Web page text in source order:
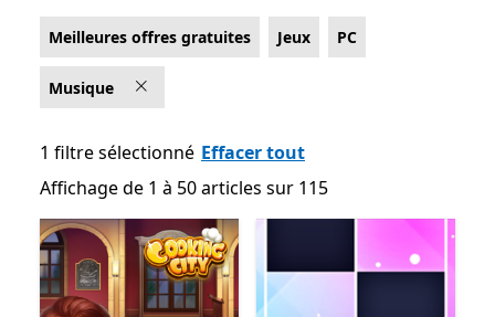
Meilleures offres gratuites Jeux PC
Musique
1 filtre sélectionné Effacer tout
Affichage de 1 à 50 articles sur 115
Affichage de 1 à 50 articles sur 115